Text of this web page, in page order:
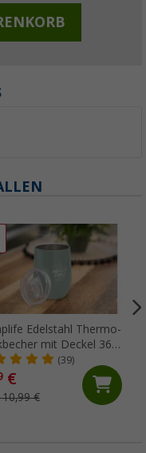
Edelstahl Thermo-
mit Deckel 360
(39)
€
10,99 €